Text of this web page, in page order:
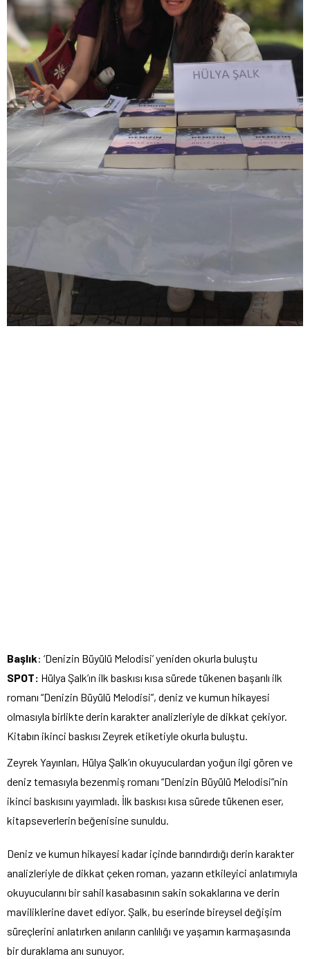
Başlık: ‘Denizin Büyülü Melodisi’ yeniden okurla buluştu
SPOT: Hülya Şalk’ın ilk baskısı kısa sürede tükenen başarılı ilk
romanı “Denizin Büyülü Melodisi”, deniz ve kumun hikayesi
olmasıyla birlikte derin karakter analizleriyle de dikkat çekiyor.
Kitabın ikinci baskısı Zeyrek etiketiyle okurla buluştu.
Zeyrek Yayınları, Hülya Şalk’ın okuyuculardan yoğun ilgi gören ve
deniz temasıyla bezenmiş romanı “Denizin Büyülü Melodisi”nin
ikinci baskısını yayımladı. İlk baskısı kısa sürede tükenen eser,
kitapseverlerin beğenisine sunuldu.
Deniz ve kumun hikayesi kadar içinde barındırdığı derin karakter
analizleriyle de dikkat çeken roman, yazarın etkileyici anlatımıyla
okuyucularını bir sahil kasabasının sakin sokaklarına ve derin
maviliklerine davet ediyor. Şalk, bu eserinde bireysel değişim
süreçlerini anlatırken anıların canlılığı ve yaşamın karmaşasında
bir duraklama anı sunuyor.